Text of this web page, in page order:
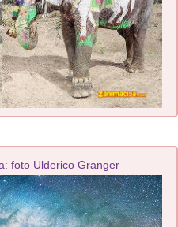
foto Ulderico Granger